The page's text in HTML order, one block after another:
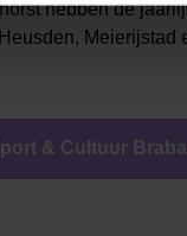
hebben de
Meierijstad
& Cultuur